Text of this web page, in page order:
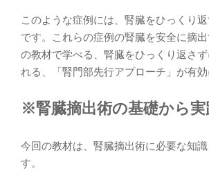
このような症例には、腎臓をひっくり
です。これらの症例の腎臓を安全に摘
の教材で学べる、腎臓をひっくり返さ
れる、「腎門部先行アプローチ」が有効
※腎臓摘出術の基礎から
今回の教材は、腎臓摘出術に必要な知
す。